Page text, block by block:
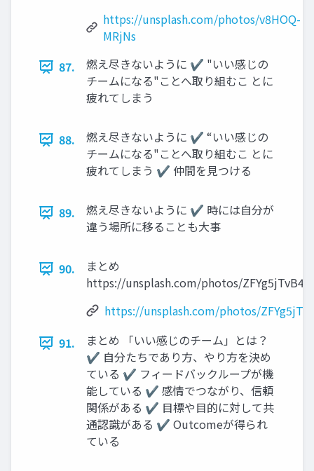
https://unsplash.com/photos/v8HOQ-
MRjNs
87.
燃え尽きないように ✔ "いい感じの
チームになる"ことへ取り組むこ とに
疲れてしまう
88.
燃え尽きないように ✔ “いい感じの
チームになる"ことへ取り組むこ とに
疲れてしまう ✔ 仲間を見つける
89.
燃え尽きないように ✔ 時には自分が
違う場所に移ることも大事
90.
まとめ
https://unsplash.com/photos/ZFYg5jTvB4A
https://unsplash.com/photos/
91.
まとめ 「いい感じのチーム」とは？
✔ 自分たちであり方、やり方を決め
ている ✔ フィードバックループが機
能している ✔ 感情でつながり、信頼
関係がある ✔ 目標や目的に対して共
通認識がある ✔ Outcomeが得られ
ている